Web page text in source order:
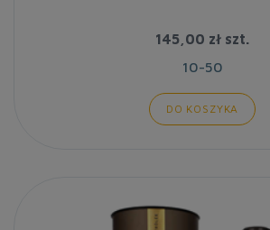
145,00 zł szt.
10-50
DO KOSZYKA